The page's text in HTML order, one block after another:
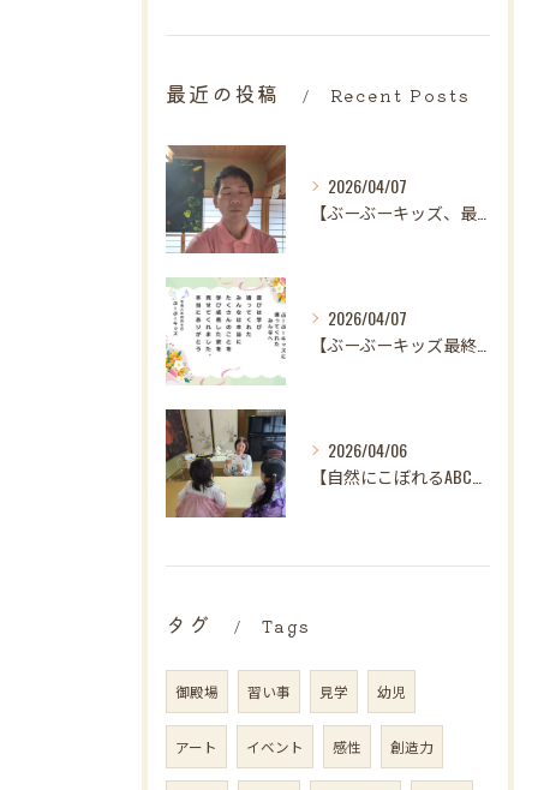
最近の投稿 Recent Posts
2026/04/07
2026/04/07
2026/04/06
タグ Tags
御殿場 習い事 見学 幼児
アート イベント 感性 創造力